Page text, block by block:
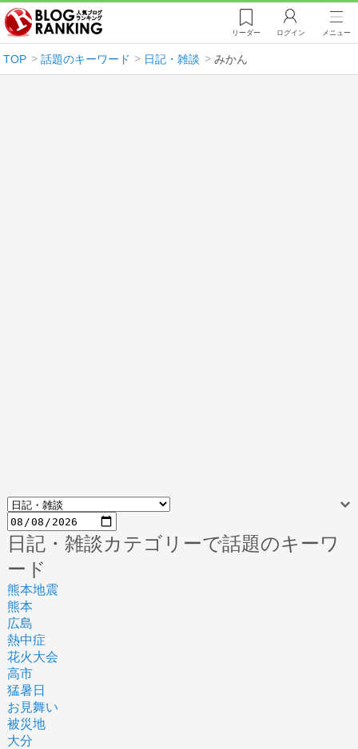
リーダー ログイン メニュー
TOP 話題のキーワード 日記・雑談 みかん
日記・雑談カテゴリーで話題のキーワ
ード
熊本地震
熊本
広島
熱中症
花火大会
高市
猛暑日
お見舞い
被災地
大分